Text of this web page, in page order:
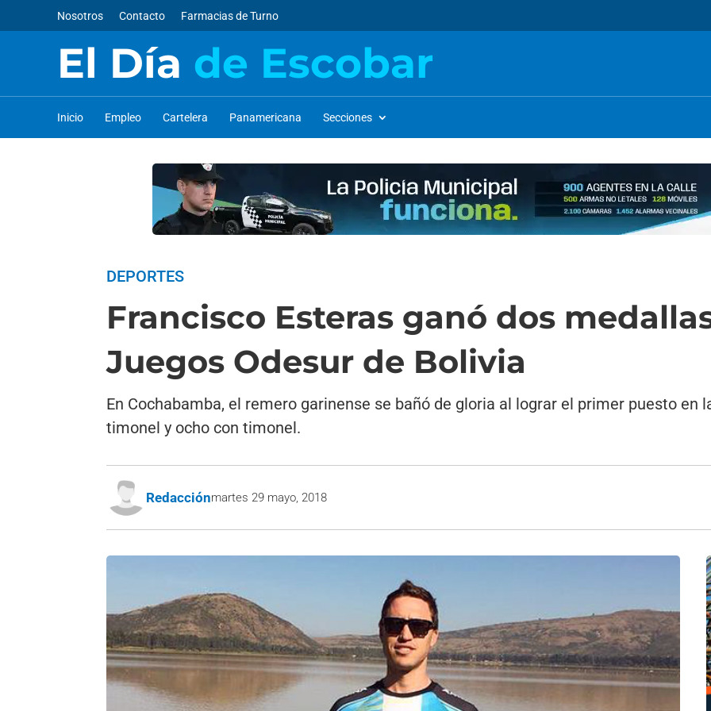
Nosotros Contacto Farmacias de Turno
El Día de Escobar
Inicio Empleo Cartelera Panamericana Secciones
DEPORTES
Francisco Esteras ganó dos
Juegos Odesur de Bolivia
En Cochabamba, el remero garinense se bañó de gloria al lograr el primer puesto en
timonel y ocho con timonel.
Redacciónmartes 29 mayo, 2018